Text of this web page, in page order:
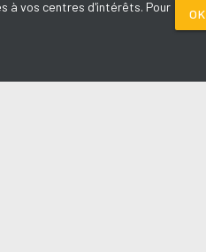
à vos centres d'intérêts. Pour
OK